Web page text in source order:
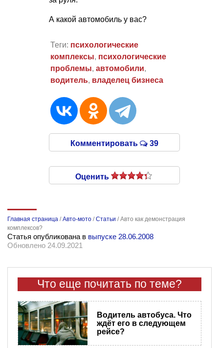
А какой автомобиль у вас?
Теги: психологические
комплексы, психологические
проблемы, автомобили,
водитель, владелец бизнеса
Комментировать 39
Оценить
Главная страница /Авто-мото /Статьи /Авто как демонстрация
комплексов?
Статья опубликована в выпуске 28.06.2008
Обновлено 24.09.2021
Что еще почитать по теме?
Водитель автобуса. Что
ждёт его в следующем
рейсе?